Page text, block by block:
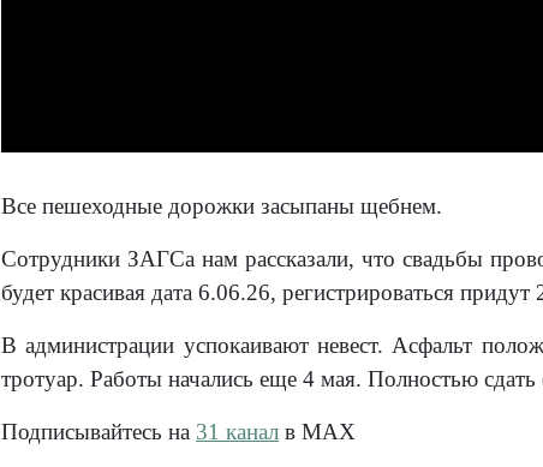
Все пешеходные дорожки засыпаны щебнем.
Сотрудники ЗАГСа нам рассказали, что свадьбы
будет красивая дата 6.06.26, регистрироваться придут
В администрации успокаивают невест. Асфальт
тротуар. Работы начались еще 4 мая. Полностью
Подписывайтесь на 31 канал в МАХ